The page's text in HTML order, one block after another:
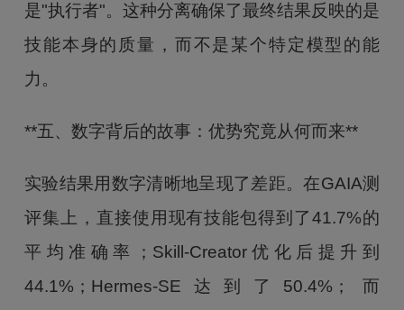
是"执行者"。这种分离确保了最终结果反映的是
技能本身的质量，而不是某个特定模型的能
力。
**五、数字背后的故事：优势究竟从何而来**
实验结果用数字清晰地呈现了差距。在GAIA测
评集上，直接使用现有技能包得到了41.7%的
平均准确率；Skill-Creator优化后提升到
44.1%；Hermes-SE达到了50.4%；而